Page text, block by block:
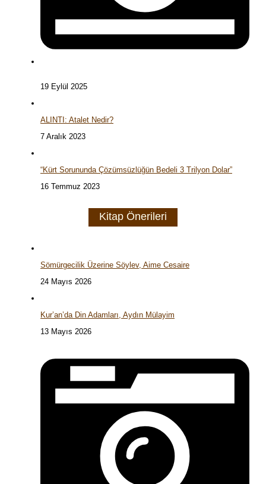
19 Eylül 2025
ALINTI: Atalet Nedir?
7 Aralık 2023
“Kürt Sorununda Çözümsüzlüğün Bedeli 3 Trilyon Dolar”
16 Temmuz 2023
Kitap Önerileri
Sömürgecilik Üzerine Söylev, Aime Cesaire
24 Mayıs 2026
Kur’an’da Din Adamları, Aydın Mülayim
13 Mayıs 2026